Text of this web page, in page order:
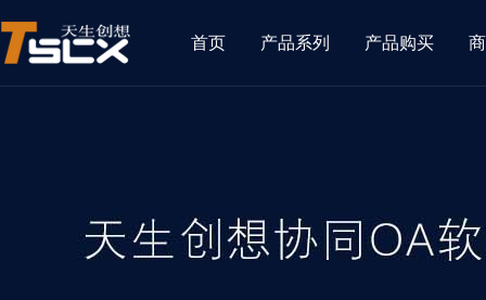
首页 产品系列 产品购买